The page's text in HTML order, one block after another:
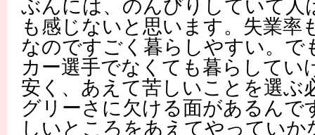
ぶんには、のんびりしていて人
も感じないと思います。失業率
なのですごく暮らしやすい。で
カー選手でなくても暮らしてい
安く、あえて苦しいことを選ぶ
グリーさに欠ける面があるんで
しいところをあえてやってい